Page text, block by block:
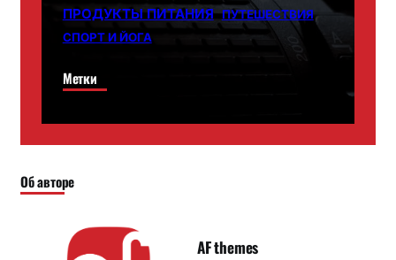
ПРОДУКТЫ ПИТАНИЯ ПУТЕШЕСТВИЯ
СПОРТ И ЙОГА
Метки
Об авторе
AF themes